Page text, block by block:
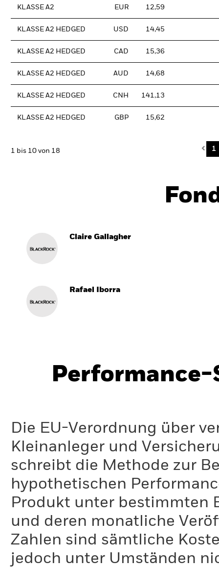
KLASSE A2 EUR 12,59
KLASSE A2 HEDGED USD 14,45
KLASSE A2 HEDGED CAD 15,36
KLASSE A2 HEDGED AUD 14,68
KLASSE A2 HEDGED CNH 141,13
KLASSE A2 HEDGED GBP 15,62
1 bis 10 von 18 1
Claire Gallagher
Rafael Iborra
Performance-
Die EU-Verordnung über
Kleinanleger und
schreibt die Methode zur
hypothetischen
Produkt unter bestimmten
und deren monatliche
Zahlen sind sämtliche
jedoch unter Umständen